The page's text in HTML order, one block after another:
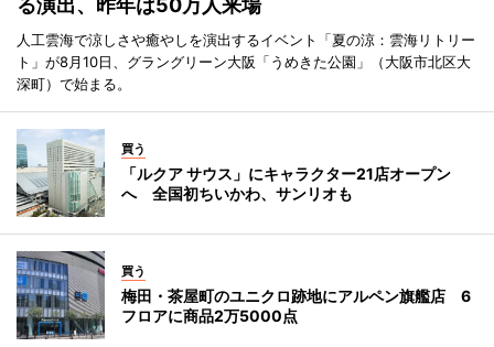
人工雲海で涼しさや癒やしを演出するイベント「夏の涼：雲海リトリー
ト」が8月10日、グラングリーン大阪「うめきた公園」（大阪市北区大
深町）で始まる。
買う
「ルクア サウス」にキャラクター21店オープン
へ 全国初ちいかわ、サンリオも
買う
梅田・茶屋町のユニクロ跡地にアルペン旗艦店 6
フロアに商品2万5000点